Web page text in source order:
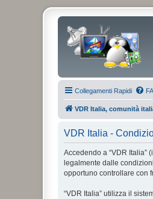
Collegamenti Rapidi
VDR Italia, comunità
VDR Italia -
Accedendo a “VDR Italia”
legalmente dalle
opportuno controllare con
“VDR Italia” utilizza il